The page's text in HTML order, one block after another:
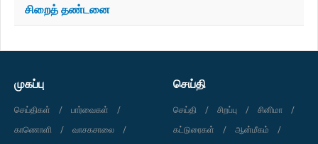
சிறைத் தண்டனை
முகப்பு
செய்திகள்
பார்வைகள்
காணொளி
வாசகசாலை
செய்தி
செய்தி சிறப்பு
சினிமா
கட்டுரைகள்
ஆன்மீகம்